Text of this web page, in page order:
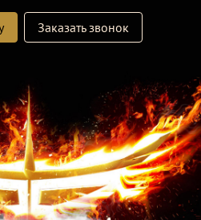
Заказать звонок